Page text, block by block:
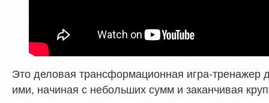
Это деловая трансформационная игра-тренажер
ими, начиная с небольших сумм и заканчивая